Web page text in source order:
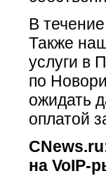
В
Также
услуги в
по
ожидать
оплатой
на VoIP-